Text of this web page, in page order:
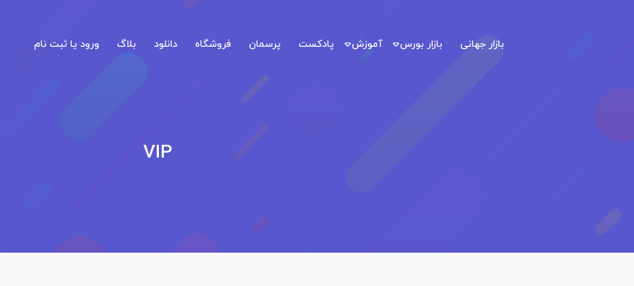
بازار جهانی بازار بورس آموزش پادکست پرسمان فروشگاه دانلود بلاگ ورود یا ثبت نام
VIP